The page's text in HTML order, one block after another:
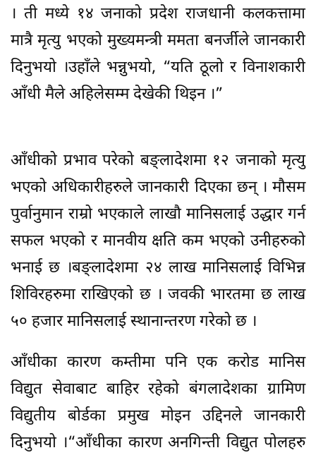
। ती मध्ये १४ जनाको प्रदेश राजधानी कलकत्तामा
मात्रै मृत्यु भएको मुख्यमन्त्री ममता बनर्जीले जानकारी
दिनुभयो ।उहाँले भन्नुभयो, “यति ठूलो र विनाशकारी
आँधी मैले अहिलेसम्म देखेकी थिइन ।”
आँधीको प्रभाव परेको बङ्लादेशमा १२ जनाको मृत्यु
भएको अधिकारीहरुले जानकारी दिएका छन् । मौसम
पुर्वानुमान राम्रो भएकाले लाखौ मानिसलाई उद्धार गर्न
सफल भएको र मानवीय क्षति कम भएको उनीहरुको
भनाई छ ।बङ्लादेशमा २४ लाख मानिसलाई विभिन्न
शिविरहरुमा राखिएको छ । जवकी भारतमा छ लाख
५० हजार मानिसलाई स्थानान्तरण गरेको छ ।
आँधीका कारण कम्तीमा पनि एक करोड मानिस
विद्युत सेवाबाट बाहिर रहेको बंगलादेशका ग्रामिण
विद्युतीय बोर्डका प्रमुख मोइन उद्दिनले जानकारी
दिनुभयो ।“आँधीका कारण अनगिन्ती विद्युत पोलहरु